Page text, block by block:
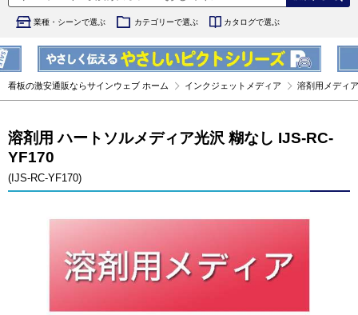
業種・シーンで選ぶ カテゴリーで選ぶ カタログで選ぶ
看板の激安通販ならサインウェブ ホーム インクジェットメディア 溶剤用メディア
溶剤用 ハートソルメディア光沢 糊なし IJS-RC-
YF170
(IJS-RC-YF170)